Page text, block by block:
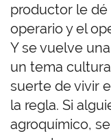
productor le
operario y el
Y se vuelve
un tema
suerte de vivir
la regla. Si
agroquímico,